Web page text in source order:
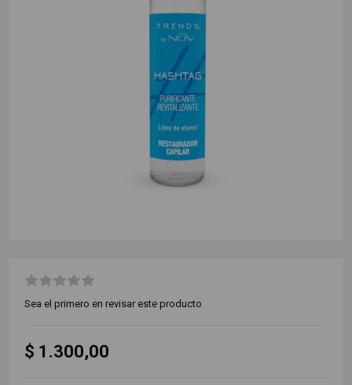
Sea el primero en revisar este producto
$ 1.300,00